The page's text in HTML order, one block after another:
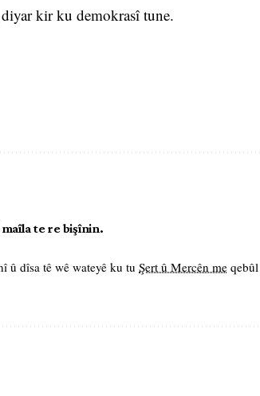
kir ku demokrasî tune.
te re bişînin.
û dîsa tê wê wateyê ku tu Şert û Mercên me qebûl